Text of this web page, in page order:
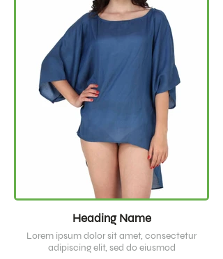
Heading Name
Lorem ipsum dolor sit amet, consectetur
adipiscing elit, sed do eiusmod